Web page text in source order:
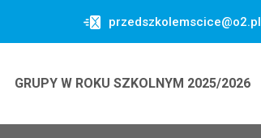
przedszkolemscice@o2.pl
GRUPY W ROKU SZKOLNYM 2025/2026